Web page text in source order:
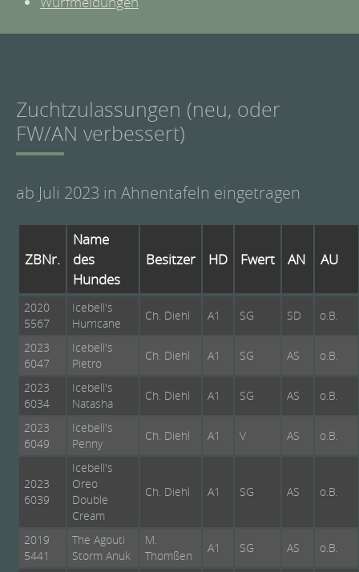
Zuchtzulassungen (neu, oder
FW/AN verbessert)
ab Juli 2023 in Ahnentafeln eingetragen
ZBNr.
Name
des
Hundes
Besitzer HD Fwert AN AU
2020
5567
Icebell's
Hurricane
Ch. Diehl A1 SG SD o.B.
2023
6047
Icebell's
Pietro
Ch. Diehl A1 SG AS o.B.
2023
6034
Icebell's
Natasha
Ch. Diehl A1 SG AS o.B.
2023
6049
Icebell's
Penny
Ch. Diehl A1 V AS o.B.
2023
6039
Icebell's
Oreo
Double
Cream
Ch. Diehl A1 SG AS o.B.
2019
5441
The Agouti
Storm Anuk
M.
Thomßen
A1 SG AS o.B.